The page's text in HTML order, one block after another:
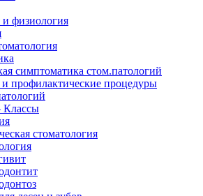
физиология
симптоматика стом.патологий
профилактические процедуры
стоматология